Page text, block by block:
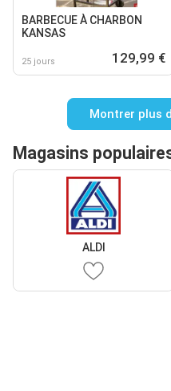
BARBECUE À CHARBON
KANSAS
25 jours 129,99 €
Montrer plus
Magasins
ALDI